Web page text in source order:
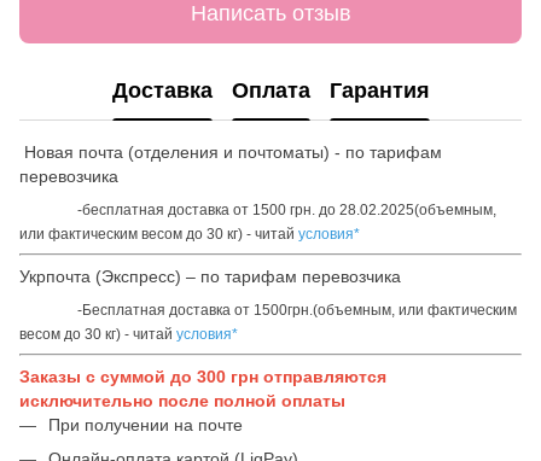
Написать отзыв
Доставка Оплата Гарантия
Новая почта (отделения и почтоматы) - по тарифам
перевозчика
-бесплатная доставка от 1500 грн. до 28.02.2025(объемным,
или фактическим весом до 30 кг) - читай условия*
Укрпочта (Экспресс) – по тарифам перевозчика
-Бесплатная доставка от 1500грн.(объемным, или фактическим
весом до 30 кг) - читай условия*
Заказы с суммой до 300 грн отправляются
исключительно после полной оплаты
При получении на почте